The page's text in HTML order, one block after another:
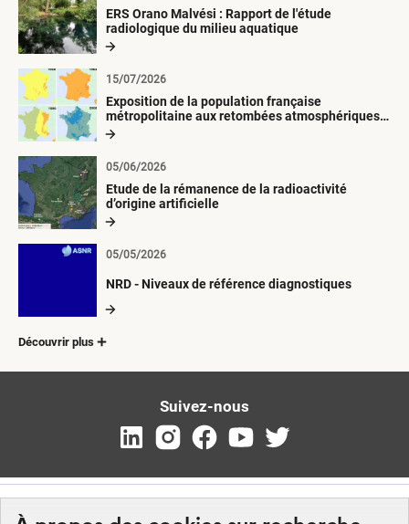
ERS Orano Malvési : Rapport de l'étude
radiologique du milieu aquatique
Exposition de la population française
métropolitaine aux retombées atmosphériques
radioactives depuis 1945
15/07/2026
Etude de la rémanence de la radioactivité
d’origine artificielle
05/06/2026
NRD - Niveaux de référence diagnostiques
05/05/2026
Découvrir plus
Suivez-nous